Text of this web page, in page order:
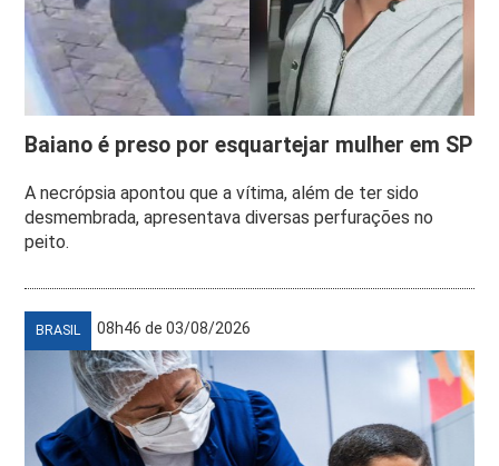
Baiano é preso por esquartejar mulher em SP
A necrópsia apontou que a vítima, além de ter sido
desmembrada, apresentava diversas perfurações no
peito.
BRASIL 08h46 de 03/08/2026